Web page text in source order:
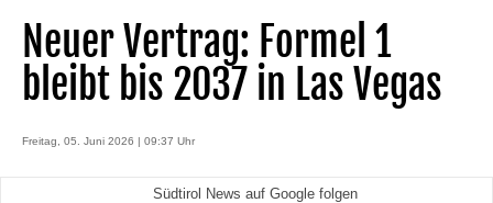
Neuer Vertrag: Formel 1
bleibt bis 2037 in Las Vegas
Freitag, 05. Juni 2026 | 09:37 Uhr
Südtirol News auf Google folgen